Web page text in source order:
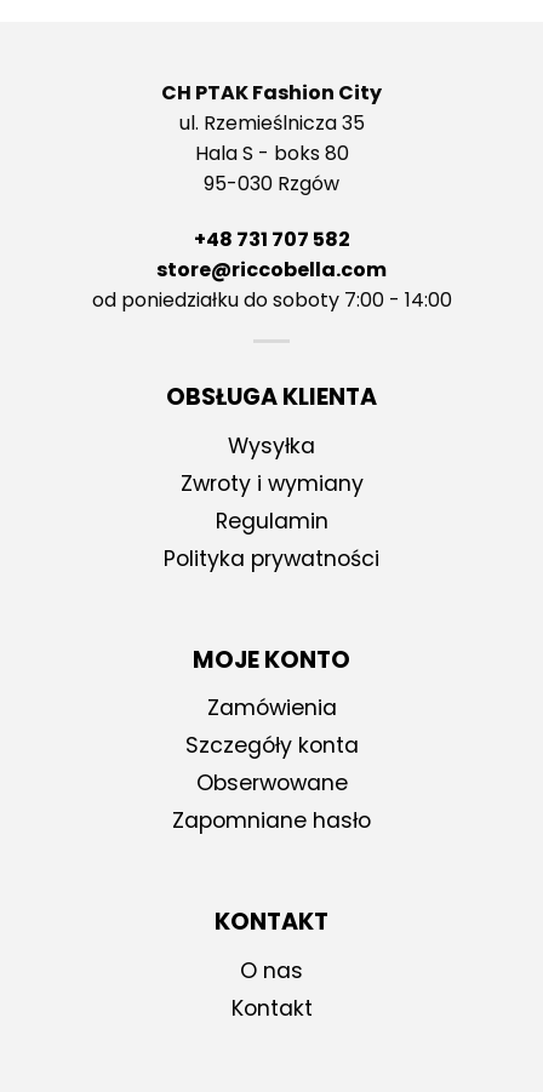
CH PTAK Fashion City
ul. Rzemieślnicza 35
Hala S - boks 80
95-030 Rzgów
+48 731 707 582
store@riccobella.com
od poniedziałku do soboty 7:00 - 14:00
OBSŁUGA KLIENTA
Wysyłka
Zwroty i wymiany
Regulamin
Polityka prywatności
MOJE KONTO
Zamówienia
Szczegóły konta
Obserwowane
Zapomniane hasło
KONTAKT
O nas
Kontakt